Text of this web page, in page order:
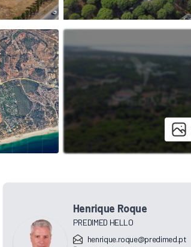
Henrique Roque
PREDIMED HELLO
henrique.roque@predimed.pt